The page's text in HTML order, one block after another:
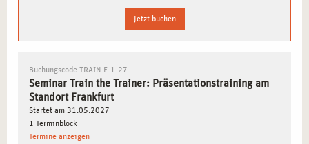
Nutzen Sie die Gelegenheit, Ihre neu erworbenen
praxisnahe Übungen und
Simulationendirekt anzuwenden und zu
Lassen Sie sich von der dynamischen und
innovationsfreudigen Atmosphäre Frankfurts
inspirieren, die den perfekten Rahmen für Ihre
the Trainer-Ausbildung
Jetzt buchen
Buchungscode TRAIN-F-1-27
Seminar Train the Trainer: Präsentationstraining am
Standort Frankfurt
Startet am 31.05.2027
1 Terminblock
Termine anzeigen